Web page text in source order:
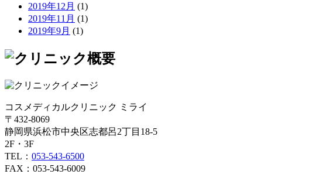
2019年12月 (1)
2019年11月 (1)
2019年9月 (1)
コスメディカルクリニック ミライ
〒432-8069
静岡県浜松市中央区志都呂2丁目18-5
2F・3F
TEL： 053-543-6500
FAX：053-543-6009